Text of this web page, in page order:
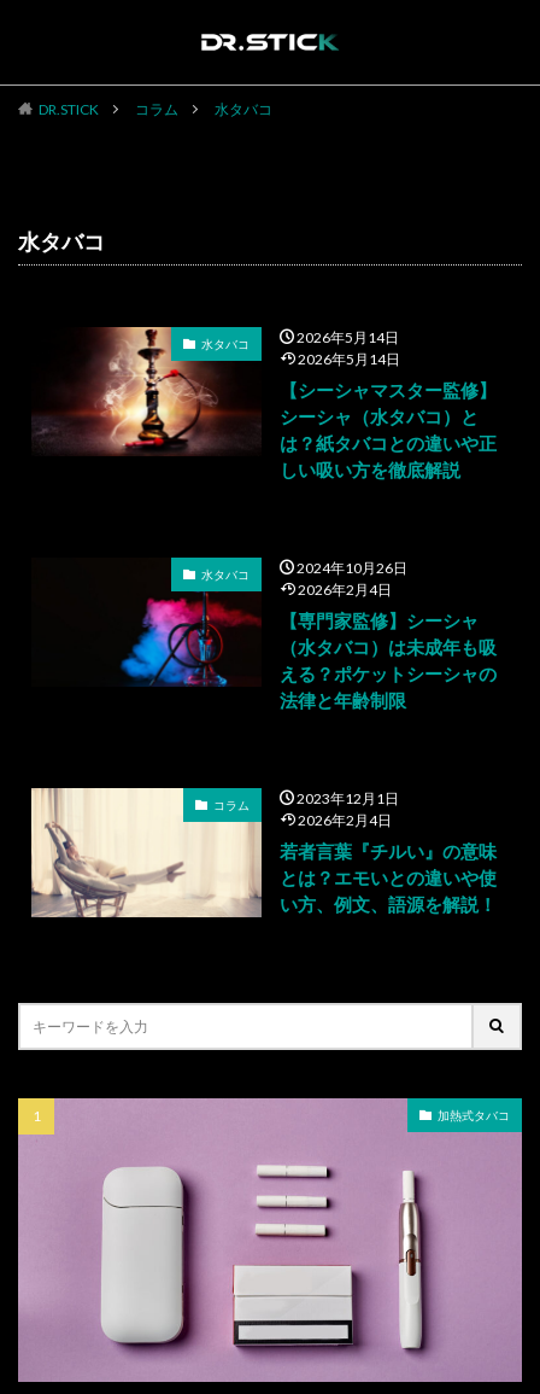
DR.STICK コラム 水タバコ
水タバコ
水タバコ
2026年5月14日
2026年5月14日
【シーシャマスター監修】
シーシャ（水タバコ）と
は？紙タバコとの違いや正
しい吸い方を徹底解説
水タバコ
2024年10月26日
2026年2月4日
【専門家監修】シーシャ
（水タバコ）は未成年も吸
える？ポケットシーシャの
法律と年齢制限
コラム
2023年12月1日
2026年2月4日
若者言葉『チルい』の意味
とは？エモいとの違いや使
い方、例文、語源を解説！
加熱式タバコ